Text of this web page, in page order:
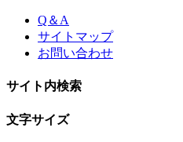
Skip
content
Q＆A
サイトマップ
お問い合わせ
サイト内検索
文字サイズ